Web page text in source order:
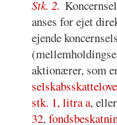
Stk. 2.
anses for ejet
ejende
aktionærer, som
stk. 1, litra a, eller
32,